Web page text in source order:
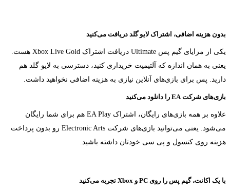
بدون هزینه اضافی، اشتراک لایو گلد دریافت می‌کنید
یکی از مزایای گیم پس Ultimate دریافت اشتراک Xbox Live Gold هست.
یعنی به همان اندازه که آلتیمیت خریداری کنید، دسترسی به لایو گلد هم
دارید. پس برای بازی‌های آنلاین نیازی به هزینه اضافی نخواهید داشت.
بازی‌های شرکت EA را دانلود می‌کنید
علاوه بر همه بازی‌های رایگان، اشتراک EA Play هم برای شما رایگان
می‌شود. یعنی می‌توانید بازی‌های شرکت Electronic Arts رو بدون پرداخت
هزینه روی کنسول و پی سی خودتان داشته باشید.
با یک اکانت، گیم پس را روی PC و Xbox تجربه می‌کنید